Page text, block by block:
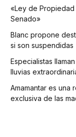
«Ley de
Senado»
Blanc propone
si son suspendidas
Especialistas
lluvias
Amamantar es una
exclusiva de las